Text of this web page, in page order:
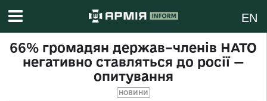
EN
66% громадян держав–членів НАТО
негативно ставляться до росії —
опитування
НОВИНИ